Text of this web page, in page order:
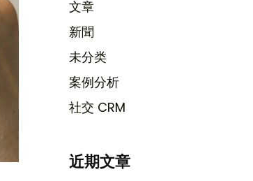
文章
新聞
未分类
案例分析
社交 CRM
近期文章